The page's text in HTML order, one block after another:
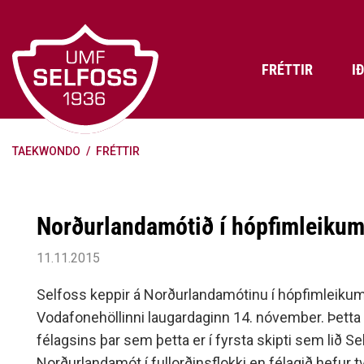
efni
FRÉTTIR
Æfingagjöld
Frádráttarbærir styrkir til
Selfoss
Jafnréttisáætlun Umf. Selfoss
Persónuverndarstefna Umf.
Selfoss
Reglugerð um fjáraflanir
TAEKWONDO / FRÉTTIR
Norðurlandamótið í
11.11.2015
Selfoss keppir á Norðurlandamótinu í
Vodafonehöllinni laugardaginn 14. nóvember.
félagsins þar sem þetta er í fyrsta skipti sem lið